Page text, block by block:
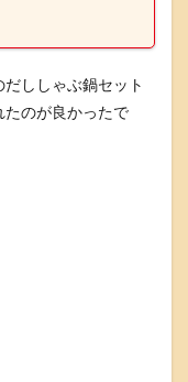
ししゃぶ鍋セット
たのが良かったで